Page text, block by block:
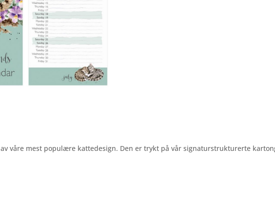
våre mest populære kattedesign. Den er trykt på vår signaturstrukturerte